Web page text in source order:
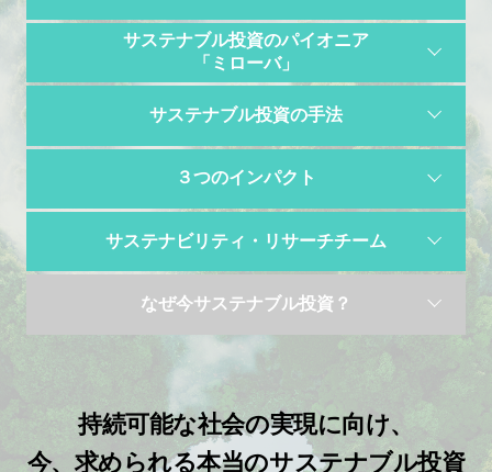
サステナブル投資のパイオニア
「ミローバ」
サステナブル投資の手法
３つのインパクト
サステナビリティ・ リサーチチーム
なぜ今サステナブル投資？
持続可能な社会の実現に向け、
今、求められる本当のサステナブル投資